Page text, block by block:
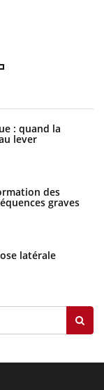
: quand la
lever
des
graves
latérale